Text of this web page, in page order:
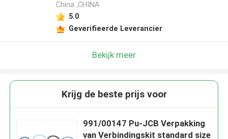
China ,CHINA
5.0
Geverifieerde Leverancier
Bekijk meer
Krijg de beste prijs voor
991/00147 Pu-JCB Verpakking
van Verbindingskit standard size